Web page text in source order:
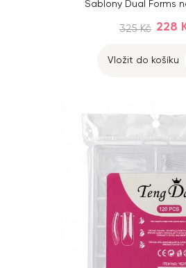
Šablony Dual Forms
325 Kč 228
Vložit do košíku